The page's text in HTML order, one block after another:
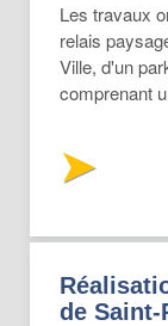
Les travaux
relais
Ville, d'un
comprenant
de Saint-